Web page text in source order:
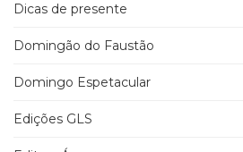
Dicas de presente
Domingão do Faustão
Domingo Espetacular
Edições GLS